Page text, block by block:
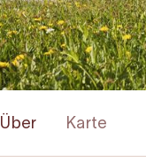
Über Karte